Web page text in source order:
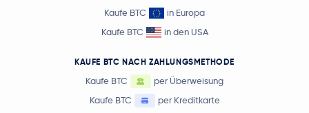
Kaufe BTC
in Europa
Kaufe BTC
in den USA
KAUFE BTC NACH ZAHLUNGSMETHODE
Kaufe BTC
per Überweisung
Kaufe BTC
per Kreditkarte